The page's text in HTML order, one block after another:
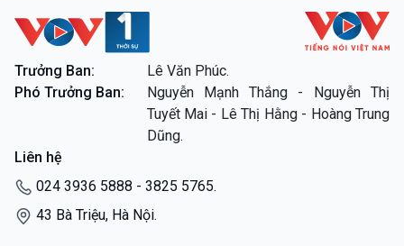
Trưởng Ban:
Lê Văn Phúc.
Phó Trưởng Ban:
Nguyễn Mạnh Thắng - Nguyễn Thị
Tuyết Mai - Lê Thị Hằng - Hoàng Trung
Dũng.
Liên hệ
024 3936 5888 - 3825 5765.
43 Bà Triệu, Hà Nội.